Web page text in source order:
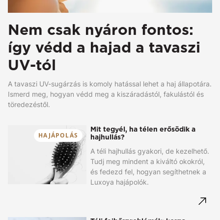
Nem csak nyáron fontos:
így védd a hajad a tavaszi
UV-tól
A tavaszi UV-sugárzás is komoly hatással lehet a haj állapotára.
Ismerd meg, hogyan védd meg a kiszáradástól, fakulástól és
töredezéstől.
HAJÁPOLÁS
Mit tegyél, ha télen erősödik a
hajhullás?
A téli hajhullás gyakori, de kezelhető.
Tudj meg mindent a kiváltó okokról,
és fedezd fel, hogyan segíthetnek a
Luxoya hajápolók.